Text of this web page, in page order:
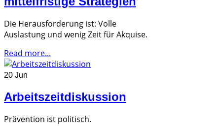
Die Herausforderung ist: Volle
Auslastung und wenig Zeit für Akquise.
Read more...
20 Jun
Arbeitszeitdiskussion
Prävention ist politisch.